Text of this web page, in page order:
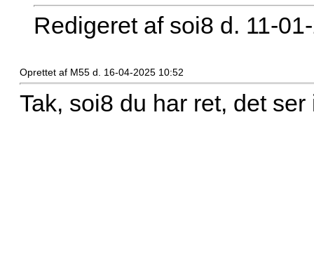
Redigeret af soi8 d. 11-
Oprettet af M55 d. 16-04-2025 10:52
Tak, soi8 du har ret, det